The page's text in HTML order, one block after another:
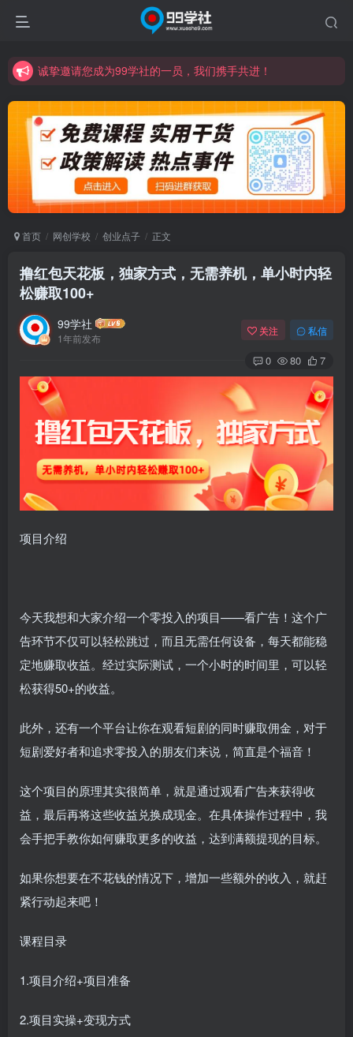
诚挚邀请您成为99学社的一员，我们携手共进！
诚挚邀请您成为99学社的一员，我们携手共进！
学习路上不孤独，99学社与你同行！分享全网优质VIP资源，炒股教程、创业教程、网络营销教程、自媒体短视频教程等，长期更新各大精品创业项目！
首页 网创学校 创业点子 正文
撸红包天花板，独家方式，无需养机，单小时内轻
松赚取100+
99学社
1年前发布
关注 私信
0 80 7
项目介绍
今天我想和大家介绍一个零投入的项目——看广告！这个广
告环节不仅可以轻松跳过，而且无需任何设备，每天都能稳
定地赚取收益。经过实际测试，一个小时的时间里，可以轻
松获得50+的收益。
此外，还有一个平台让你在观看短剧的同时赚取佣金，对于
短剧爱好者和追求零投入的朋友们来说，简直是个福音！
这个项目的原理其实很简单，就是通过观看广告来获得收
益，最后再将这些收益兑换成现金。在具体操作过程中，我
会手把手教你如何赚取更多的收益，达到满额提现的目标。
如果你想要在不花钱的情况下，增加一些额外的收入，就赶
紧行动起来吧！
课程目录
1.项目介绍+项目准备
2.项目实操+变现方式